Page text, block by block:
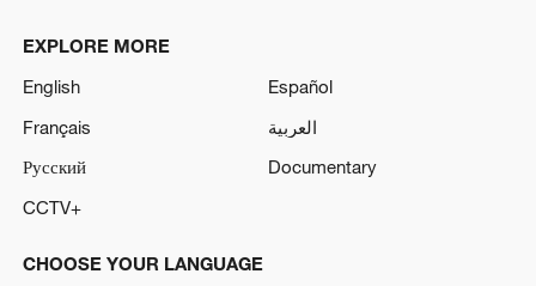
EXPLORE MORE
English
Español
Français
العربية
Русский
Documentary
CCTV+
CHOOSE YOUR LANGUAGE